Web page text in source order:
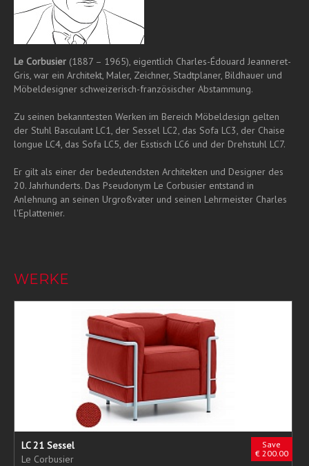
Le Corbusier (1887 – 1965), eigentlich Charles-Édouard Jeanneret-
Gris, war ein Architekt, Maler, Zeichner, Stadtplaner, Bildhauer und
Möbeldesigner schweizerisch-französischer Abstammung.
Zu seinen bekanntesten Werken im Bereich Möbeldesign gelten
der Stuhl Basculant LC1, der Sessel LC2, das Sofa LC3, der Chaise
longue LC4, das Sofa LC5, der Esstisch LC6 und der Drehstuhl LC7.
Er gilt als einer der bedeutendsten Architekten und Designer des
20. Jahrhunderts. Das Pseudonym Le Corbusier entstand in
Anlehnung an seinen Urgroßvater und seinen Lehrmeister Charles
l'Eplattenier.
WERKE
Save
€ 200.00
LC 21 Sessel
Le Corbusier